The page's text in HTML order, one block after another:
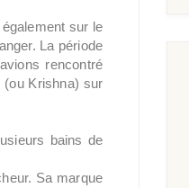
sur le
La période
rencontré
(ou Krishna) sur
bains de
Sa marque